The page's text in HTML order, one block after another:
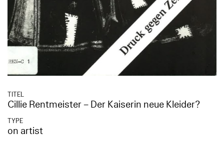
TITEL
Cillie Rentmeister – Der Kaiserin neue Kleider?
TYPE
on artist